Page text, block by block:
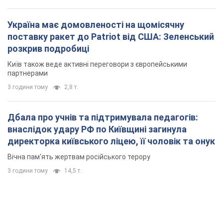
Україна має домовленості на щомісячну
поставку ракет до Patriot від США: Зеленський
розкрив подробиці
Київ також веде активні переговори з європейськими
партнерами
3 години тому 2,8 т.
Дбала про учнів та підтримувала педагогів:
внаслідок удару РФ по Київщині загинула
директорка київського ліцею, її чоловік та онук
Вічна пам'ять жертвам російського терору
3 години тому 14,5 т.